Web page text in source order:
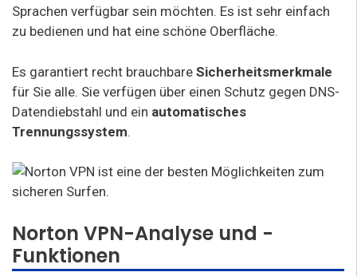
Sprachen verfügbar sein möchten. Es ist sehr einfach
zu bedienen und hat eine schöne Oberfläche.
Es garantiert recht brauchbare Sicherheitsmerkmale
für Sie alle. Sie verfügen über einen Schutz gegen DNS-
Datendiebstahl und ein automatisches
Trennungssystem.
Norton VPN-Analyse und -
Funktionen